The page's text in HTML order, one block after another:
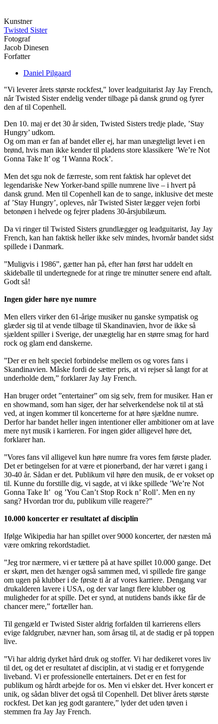
Kunstner
Twisted Sister
Fotograf
Jacob Dinesen
Forfatter
Daniel Pilgaard
"Vi leverer årets største rockfest," lover leadguitarist Jay Jay French,
når Twisted Sister endelig vender tilbage på dansk grund og fyrer
den af til Copenhell.
Den 10. maj er det 30 år siden, Twisted Sisters tredje plade, ’Stay
Hungry’ udkom.
Og om man er fan af bandet eller ej, har man unægteligt levet i en
brønd, hvis man ikke kender til pladens store klassikere ’We’re Not
Gonna Take It’ og ’I Wanna Rock’.
Men det sgu nok de færreste, som rent faktisk har oplevet det
legendariske New Yorker-band spille numrene live – i hvert på
dansk grund. Men til Copenhell kan de to sange, inklusive det meste
af ’Stay Hungry’, opleves, når Twisted Sister lægger vejen forbi
betonøen i helvede og fejrer pladens 30-årsjubilæum.
Da vi ringer til Twisted Sisters grundlægger og leadguitarist, Jay Jay
French, kan han faktisk heller ikke selv mindes, hvornår bandet sidst
spillede i Danmark.
”Muligvis i 1986”, gætter han på, efter han først har uddelt en
skideballe til undertegnede for at ringe tre minutter senere end aftalt.
Godt så!
Ingen gider høre nye numre
Men ellers virker den 61-årige musiker nu ganske sympatisk og
glæder sig til at vende tilbage til Skandinavien, hvor de ikke så
sjældent spiller i Sverige, der unægtelig har en større smag for hard
rock og glam end danskerne.
”Der er en helt speciel forbindelse mellem os og vores fans i
Skandinavien. Måske fordi de sætter pris, at vi rejser så langt for at
underholde dem,” forklarer Jay Jay French.
Han bruger ordet ”entertainer” om sig selv, frem for musiker. Han er
en showmand, som han siger, der har selverkendelse nok til at stå
ved, at ingen kommer til koncerterne for at høre sjældne numre.
Derfor har bandet heller ingen intentioner eller ambitioner om at lave
mere nyt musik i karrieren. For ingen gider alligevel høre det,
forklarer han.
”Vores fans vil alligevel kun høre numre fra vores fem første plader.
Det er betingelsen for at være et pionerband, der har været i gang i
30-40 år. Sådan er det. Publikum vil høre den musik, de er vokset op
til. Kunne du forstille dig, vi sagde, at vi ikke spillede ’We’re Not
Gonna Take It’ og ’You Can’t Stop Rock n’ Roll’. Men en ny
sang? Hvordan tror du, publikum ville reagere?”
10.000 koncerter er resultatet af disciplin
Ifølge Wikipedia har han spillet over 9000 koncerter, der næsten må
være omkring rekordstadiet.
”Jeg tror nærmere, vi er tættere på at have spillet 10.000 gange. Det
er skørt, men det hænger også sammen med, vi spillede fire gange
om ugen på klubber i de første ti år af vores karriere. Dengang var
drukalderen lavere i USA, og der var langt flere klubber og
muligheder for at spille. Det er synd, at nutidens bands ikke får de
chancer mere,” fortæller han.
Til gengæld er Twisted Sister aldrig forfalden til karrierens ellers
evige faldgruber, nævner han, som årsag til, at de stadig er på toppen
live.
”Vi har aldrig dyrket hård druk og stoffer. Vi har dedikeret vores liv
til det, og det er resultatet af disciplin, at vi stadig er et forrygende
liveband. Vi er professionelle entertainers. Det er en fest for
publikum og hårdt arbejde for os. Men vi elsker det. Hver koncert er
unik, og sådan bliver det også til Copenhell. Det bliver årets største
rockfest. Det kan jeg godt garantere,” lyder det uden tøven i
stemmen fra Jay Jay French.